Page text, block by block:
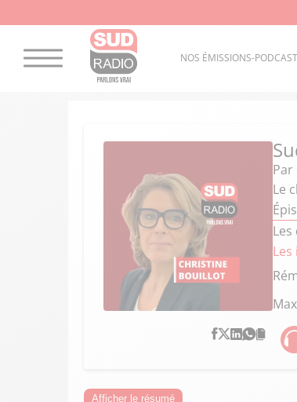
NOS ÉMISSIONS-
Par
Le
Les
Afficher le résumé